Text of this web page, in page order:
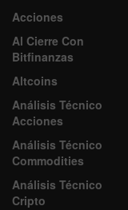
Acciones
Al Cierre Con
Bitfinanzas
Altcoins
Análisis Técnico
Acciones
Análisis Técnico
Commodities
Análisis Técnico
Cripto